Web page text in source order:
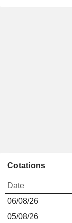
Cotations
Date
06/08/26
05/08/26